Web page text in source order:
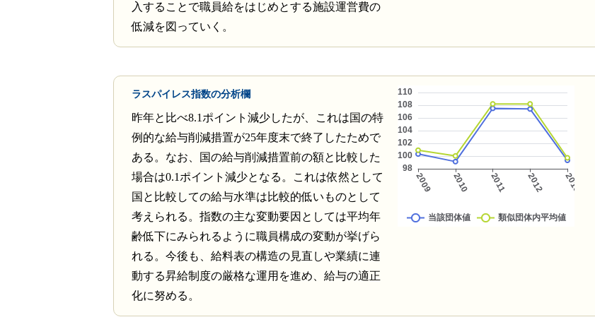
入することで職員給をはじめとする施設運営費の
低減を図っていく。
ラスパイレス指数の分析欄
昨年と比べ8.1ポイント減少したが、これは国の特
例的な給与削減措置が25年度末で終了したためで
ある。なお、国の給与削減措置前の額と比較した
場合は0.1ポイント減少となる。これは依然として
国と比較しての給与水準は比較的低いものとして
考えられる。指数の主な変動要因としては平均年
齢低下にみられるように職員構成の変動が挙げら
れる。今後も、給料表の構造の見直しや業績に連
動する昇給制度の厳格な運用を進め、給与の適正
化に努める。